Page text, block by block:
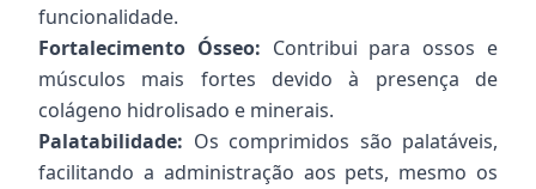
funcionalidade.
Fortalecimento Ósseo: Contribui para ossos e
músculos mais fortes devido à presença de
colágeno hidrolisado e minerais.
Palatabilidade: Os comprimidos são palatáveis,
facilitando a administração aos pets, mesmo os